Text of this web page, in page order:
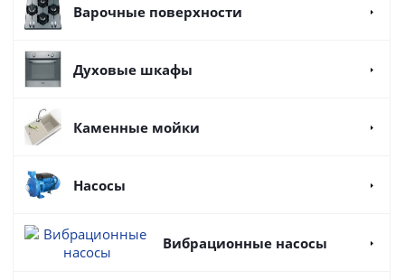
Варочные поверхности
Духовые шкафы
Каменные мойки
Насосы
Вибрационные насосы